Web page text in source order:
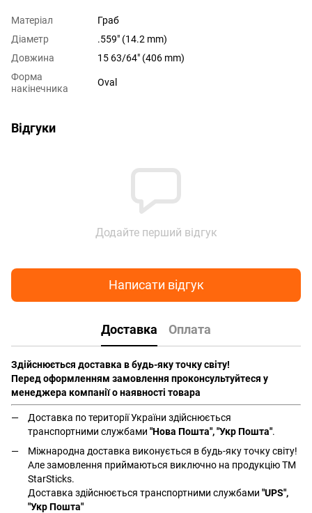
Матеріал
Граб
Діаметр
.559" (14.2 mm)
Довжина
15 63/64" (406 mm)
Форма
накінечника
Oval
Відгуки
Додайте перший відгук
Написати відгук
Доставка Оплата
Здійснюється доставка в будь-яку точку світу!
Перед оформленням замовлення проконсультуйтеся у
менеджера компанії о наявності товара
Доставка по території України здійснюється
транспортними службами "Нова Пошта", "Укр Пошта".
Міжнародна доставка виконується в будь-яку точку світу!
Але замовлення приймаються виключно на продукцію ТМ
StarSticks.
Доставка здійснюється транспортними службами "UPS",
"Укр Пошта"